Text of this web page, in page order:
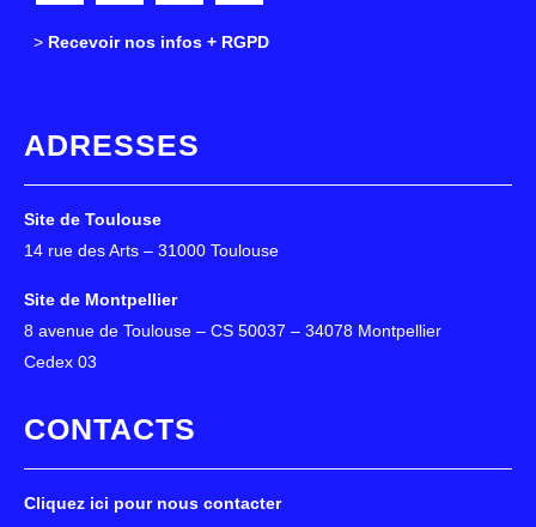
> Recevoir nos infos + RGPD
ADRESSES
Site de Toulouse
14 rue des Arts – 31000 Toulouse
Site de Montpellier
8 avenue de Toulouse – CS 50037 – 34078 Montpellier
Cedex 03
CONTACTS
Cliquez ici pour nous contacter